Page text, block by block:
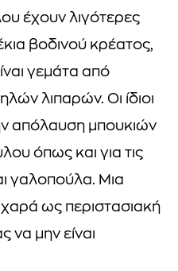
έχουν λιγότερες
βοδινού κρέατος,
γεμάτα από
λιπαρών. Οι ίδιοι
απόλαυση μπουκιών
όπως και για τις
γαλοπούλα. Μια
χαρά ως περιστασιακή
να μην είναι